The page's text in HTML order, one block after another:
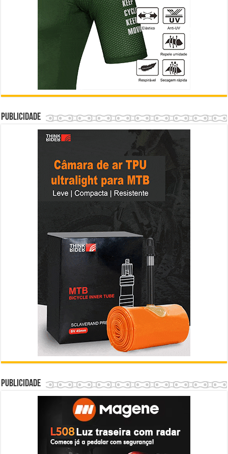
Publicidade
Publicidade